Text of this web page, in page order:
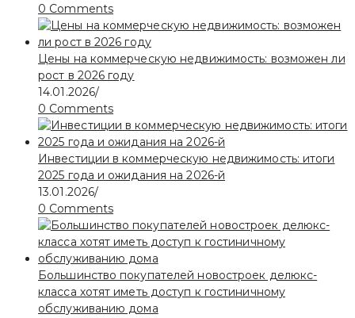
0 Comments
Цены на коммерческую недвижимость: возможен ли
рост в 2026 году
14.01.2026/
0 Comments
Инвестиции в коммерческую недвижимость: итоги
2025 года и ожидания на 2026-й
13.01.2026/
0 Comments
Большинство покупателей новостроек делюкс-
класса хотят иметь доступ к гостиничному
обслуживанию дома